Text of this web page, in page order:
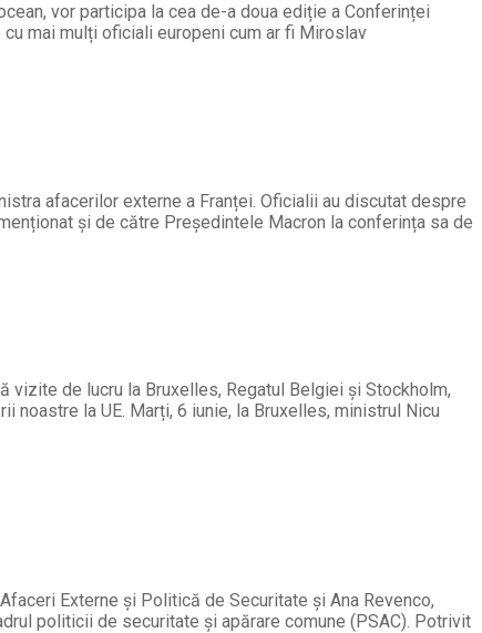
vor participa la cea de-a doua ediție a Conferinței
mai mulți oficiali europeni cum ar fi Miroslav
afacerilor externe a Franței. Oficialii au discutat despre
și de către Președintele Macron la conferința sa de
de lucru la Bruxelles, Regatul Belgiei și Stockholm,
noastre la UE. Marți, 6 iunie, la Bruxelles, ministrul Nicu
Externe și Politică de Securitate și Ana Revenco,
politicii de securitate și apărare comune (PSAC). Potrivit